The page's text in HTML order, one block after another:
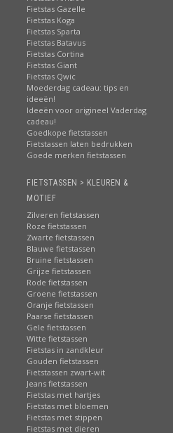
Fietstas Gazelle
Fietstas Koga
Fietstas Sparta
Fietstas Batavus
Fietstas Cortina
Fietstas Giant
Fietstas Qwic
Moederdag cadeau: tips en
ideeën!
Ideeën voor origineel Vaderdag
cadeau!
Goedkope fietstassen
Fietstassen laten bedrukken
Goede merken fietstassen
FIETSTASSEN > KLEUREN &
MOTIEF
Zilveren fietstassen
Roze fietstassen
Zwarte fietstassen
Blauwe fietstassen
Bruine fietstassen
Grijze fietstassen
Rode fietstassen
Groene fietstassen
Oranje fietstassen
Paarse fietstassen
Gele fietstassen
Witte fietstassen
Fietstas in zandkleur
Gouden fietstassen
Fietstassen zwart-wit
Jeans fietstassen
Fietstas met hartjes
Fietstas met bloemen
Fietstas met stippen
Fietstas met dieren